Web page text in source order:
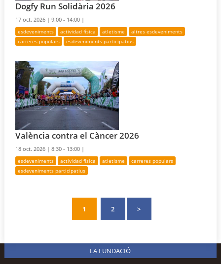
Dogfy Run Solidària 2026
17 oct. 2026 |9:00 - 14:00 |
esdeveniments actividad física atletisme
altres esdeveniments
carreres populars
esdeveniments participatius
València contra el Càncer 2026
18 oct. 2026 |8:30 - 13:00 |
esdeveniments actividad física atletisme
carreres populars
esdeveniments participatius
1 2 >
LA FUNDACIÓ